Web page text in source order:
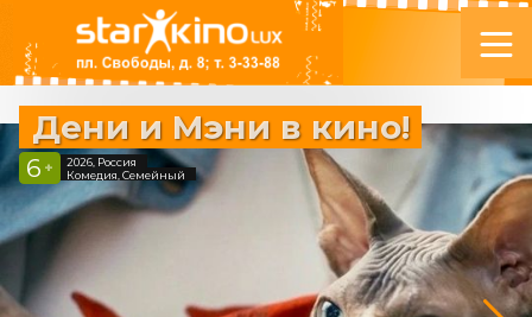
Дени и Мэни в кино!
6 +
2026, Россия
Комедия, Семейный